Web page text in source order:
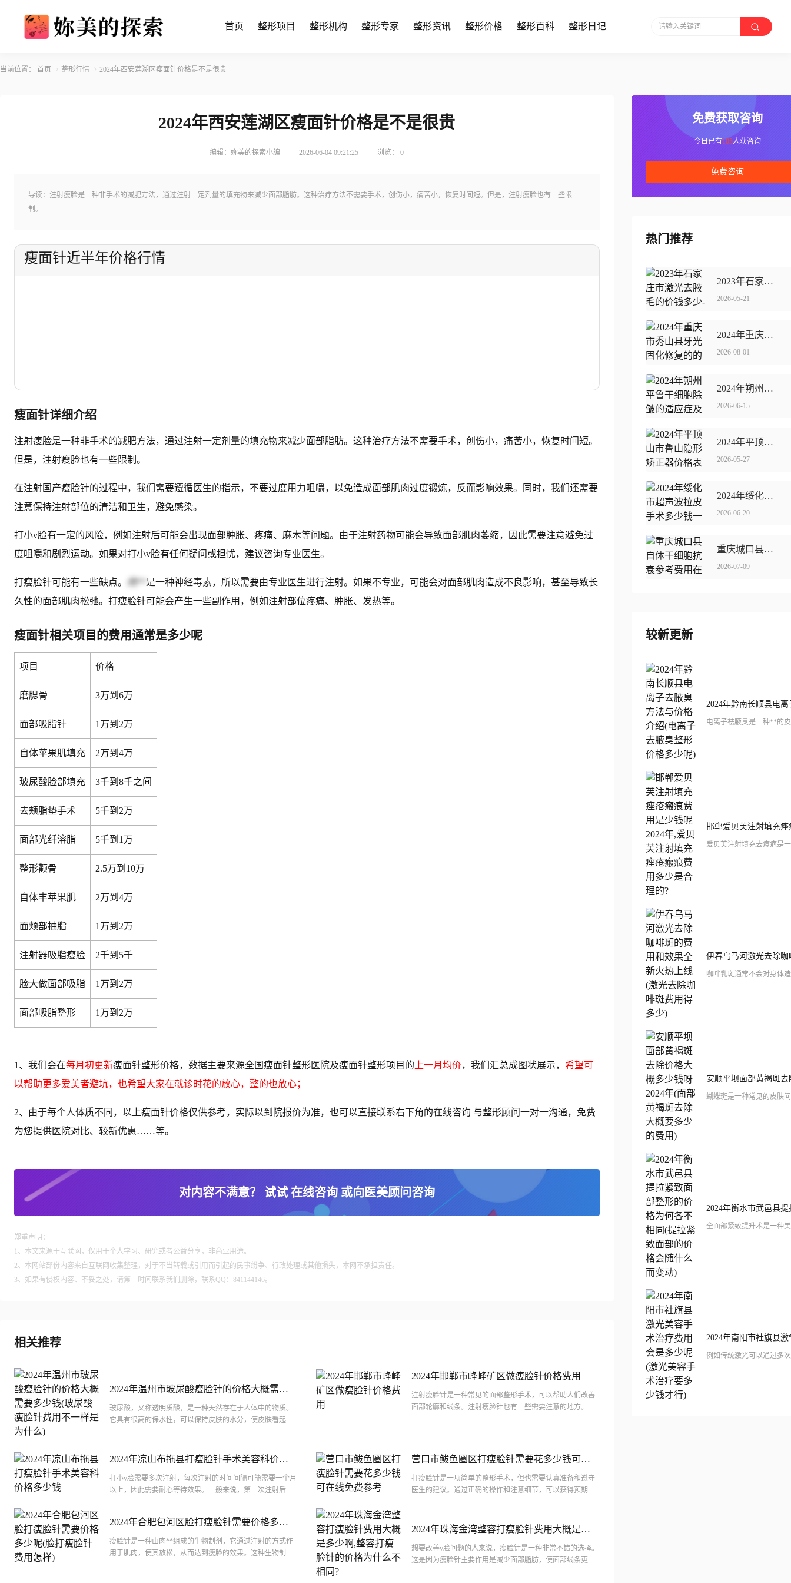
首页 整形项目 整形机构 整形专家 整形资讯 整形价格 整形百科 整形日记 请输入关键词
当前位置： 首页 整形行情 2024年西安莲湖区瘦面针价格是不是很贵
2024年西安莲湖区瘦面针价格是不是很贵
编辑：妳美的探索小编 2026-06-04 09:21:25 浏览：0
导读：注射瘦脸是一种非手术的减肥方法，通过注射一定剂量的填充物来减少面部脂肪。这种治疗方法不需要手术，创伤小，痛苦小，恢复时间短。但是，注射瘦脸也有一些限
制。...
瘦面针近半年价格行情
瘦面针详细介绍
注射瘦脸是一种非手术的减肥方法，通过注射一定剂量的填充物来减少面部脂肪。这种治疗方法不需要手术，创伤小，痛苦小，恢复时间短。
但是，注射瘦脸也有一些限制。
在注射国产瘦脸针的过程中，我们需要遵循医生的指示，不要过度用力咀嚼，以免造成面部肌肉过度锻炼，反而影响效果。同时，我们还需要
注意保持注射部位的清洁和卫生，避免感染。
打小v脸有一定的风险，例如注射后可能会出现面部肿胀、疼痛、麻木等问题。由于注射药物可能会导致面部肌肉萎缩，因此需要注意避免过
度咀嚼和剧烈运动。如果对打小v脸有任何疑问或担忧，建议咨询专业医生。
打瘦脸针可能有一些缺点。
是一种神经毒素，所以需要由专业医生进行注射。如果不专业，可能会对面部肌肉造成不良影响，甚至导致长
久性的面部肌肉松弛。打瘦脸针可能会产生一些副作用，例如注射部位疼痛、肿胀、发热等。
瘦面针相关项目的费用通常是多少呢
项目 价格
磨腮骨 3万到6万
面部吸脂针 1万到2万
自体苹果肌填充 2万到4万
玻尿酸脸部填充 3千到8千之间
去颊脂垫手术 5千到2万
面部光纤溶脂 5千到1万
整形颧骨 2.5万到10万
自体丰苹果肌 2万到4万
面颊部抽脂 1万到2万
注射器吸脂瘦脸 2千到5千
脸大做面部吸脂 1万到2万
面部吸脂整形 1万到2万
1、我们会在每月初更新瘦面针整形价格，数据主要来源全国瘦面针整形医院及瘦面针整形项目的 上一月均价，我们汇总成图状展示， 希望可
以帮助更多爱美者避坑，也希望大家在就诊时花的放心，整的也放心；
2、由于每个人体质不同，以上瘦面针价格仅供参考，实际以到院报价为准，也可以直接联系右下角的在线咨询 与整形顾问一对一沟通，免费
为您提供医院对比、较新优惠……等。
对内容不满意？ 试试 在线咨询 或向医美顾问咨询
郑重声明：
1、本文来源于互联网，仅用于个人学习、研究或者公益分享，非商业用途。
2、本网站部份内容来自互联网收集整理，对于不当转载或引用而引起的民事纷争、行政处理或其他损失，本网不承担责任。
3、如果有侵权内容、不妥之处，请第一时间联系我们删除，联系QQ：841144146。
相关推荐
2024年温州市玻尿酸瘦脸针的价格大概需要
多少钱(玻尿酸瘦脸针费用不一样是为什么)
玻尿酸，又称透明质酸，是一种天然存在于人体中的物质。
它具有很高的保水性，可以保持皮肤的水分，使皮肤看起来
2024年邯郸市峰峰矿区做瘦脸针价格费用
注射瘦脸针是一种常见的面部整形手术，可以帮助人们改善
面部轮廓和线条。注射瘦脸针也有一些需要注意的地方。注
2024年凉山布拖县打瘦脸针手术美容科价格
多少钱
打小v脸需要多次注射，每次注射的时间间隔可能需要一个月
以上，因此需要耐心等待效果。一般来说，第一次注射后一
营口市鲅鱼圈区打瘦脸针需要花多少钱可在
线免费参考
打瘦脸针是一项简单的整形手术，但也需要认真准备和遵守
医生的建议。通过正确的操作和注意细节，可以获得预期的
2024年合肥包河区脸打瘦脸针需要价格多少
呢(脸打瘦脸针费用怎样)
瘦脸针是一种由肉**组成的生物制剂，它通过注射的方式作
用于肌肉，使其放松，从而达到瘦脸的效果。这种生物制剂
2024年珠海金湾整容打瘦脸针费用大概是多
少啊,整容打瘦脸针的价格为什么不相同?
想要改善v脸问题的人来说，瘦脸针是一种非常不错的选择。
这是因为瘦脸针主要作用是减少面部脂肪，使面部线条更加
免费获取咨询
今日已有105人获咨询
免费咨询
热门推荐
2023年石家庄市激光去腋毛的价钱多少-激光去腋毛医院价格表?
2026-05-21
2024年重庆市秀山县牙光固化修复的的价格是多少,牙光固化修复整容价格?
2026-08-01
2024年朔州平鲁干细胞除皱的适应症及费用
2026-06-15
2024年平顶山市鲁山隐形矫正器价格表(费用)清单明细,隐形矫正器一般价位多少钱呢?
2026-05-27
2024年绥化市超声波拉皮手术多少钱一次呀
2026-06-20
重庆城口县自体干细胞抗衰参考费用在线获取
2026-07-09
较新更新